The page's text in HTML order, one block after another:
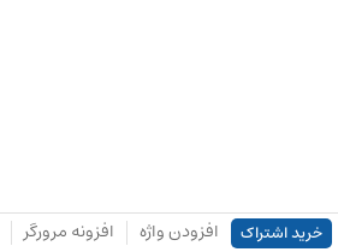
خرید اشتراک افزودن واژه افزونه مرورگر